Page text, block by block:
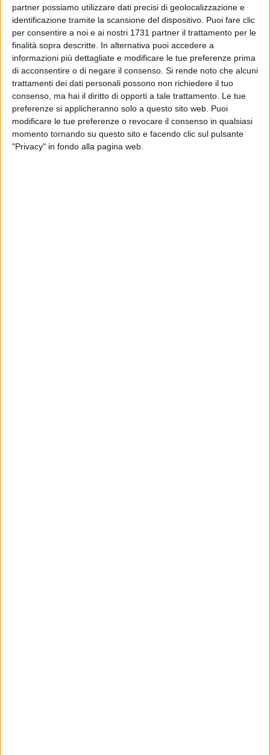
partner possiamo utilizzare dati precisi di geolocalizzazione e
identificazione tramite la scansione del dispositivo. Puoi fare clic
per consentire a noi e ai nostri 1731 partner il trattamento per le
finalità sopra descritte. In alternativa puoi accedere a
informazioni più dettagliate e modificare le tue preferenze prima
di acconsentire o di negare il consenso. Si rende noto che alcuni
trattamenti dei dati personali possono non richiedere il tuo
consenso, ma hai il diritto di opporti a tale trattamento. Le tue
preferenze si applicheranno solo a questo sito web. Puoi
modificare le tue preferenze o revocare il consenso in qualsiasi
momento tornando su questo sito e facendo clic sul pulsante
"Privacy" in fondo alla pagina web.
Alla presenza di numerosi presbiteri giunti da ogni parte
della Puglia, si è tenuta la presidenza eucaristica di Mons.
Francesco Neri, Arcivescovo di Otranto, presso il Seminario
regionale di Molfetta.
"Abbiamo innalzato la nostra lode e il nostro ringraziamento
al Padre celeste, datore di ogni bene, invocando la Vergine
Santa perché continui ad accompagnare il cammino della
nostra comunità e il ministero dei presbiteri di Puglia che si